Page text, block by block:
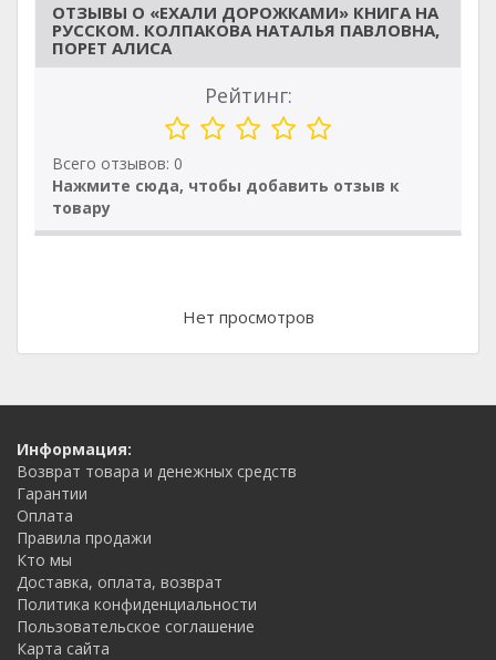
ОТЗЫВЫ О «ЕХАЛИ ДОРОЖКАМИ» КНИГА НА
РУССКОМ. КОЛПАКОВА НАТАЛЬЯ ПАВЛОВНА,
ПОРЕТ АЛИСА
Рейтинг:
Всего отзывов: 0
Нажмите сюда, чтобы добавить отзыв к
товару
Нет просмотров
Информация:
Возврат товара и денежных средств
Гарантии
Оплата
Правила продажи
Кто мы
Доставка, оплата, возврат
Политика конфиденциальности
Пользовательское соглашение
Карта сайта